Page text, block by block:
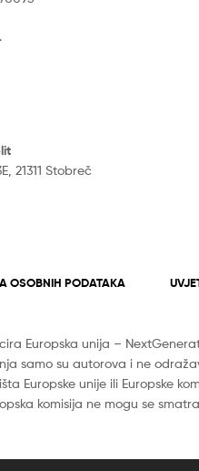
21311 Stobreč
OSOBNIH PODATAKA
Europska unija –
samo su autorova i ne
Europske unije ili Europske
komisija ne mogu se